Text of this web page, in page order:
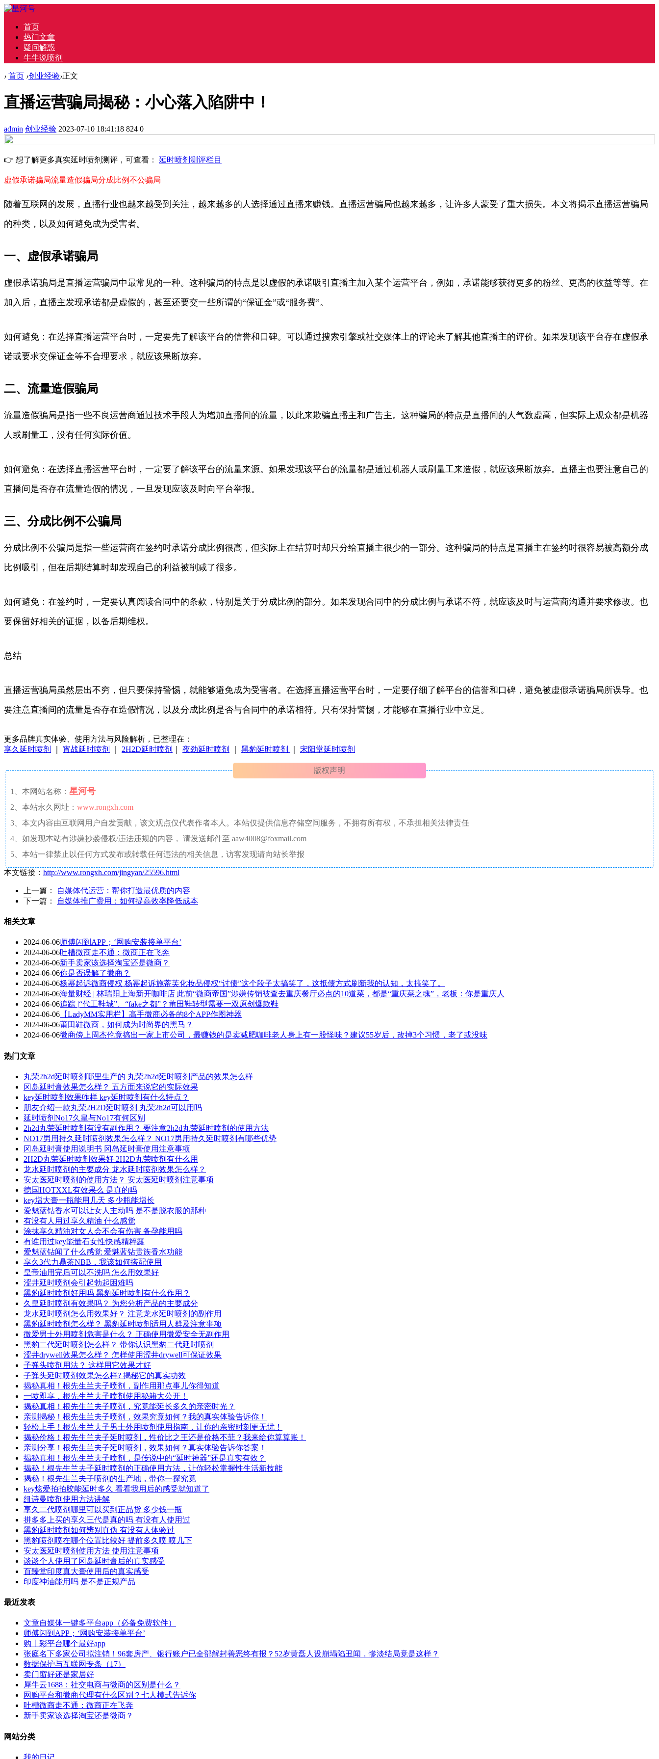
首页
热门文章
疑问解惑
牛牛说喷剂
› 首页 ›创业经验›正文
直播运营骗局揭秘：小心落入陷阱中！
admin 创业经验 2023-07-10 18:41:18 824 0
👉 想了解更多真实延时喷剂测评，可查看： 延时喷剂测评栏目
虚假承诺骗局流量造假骗局分成比例不公骗局
随着互联网的发展，直播行业也越来越受到关注，越来越多的人选择通过直播来赚钱。直播运营骗局也越来越多，让许多人蒙受了重大损失。本文将揭示直播运营骗局
的种类，以及如何避免成为受害者。
一、虚假承诺骗局
虚假承诺骗局是直播运营骗局中最常见的一种。这种骗局的特点是以虚假的承诺吸引直播主加入某个运营平台，例如，承诺能够获得更多的粉丝、更高的收益等等。在
加入后，直播主发现承诺都是虚假的，甚至还要交一些所谓的“保证金”或“服务费”。
如何避免：在选择直播运营平台时，一定要先了解该平台的信誉和口碑。可以通过搜索引擎或社交媒体上的评论来了解其他直播主的评价。如果发现该平台存在虚假承
诺或要求交保证金等不合理要求，就应该果断放弃。
二、流量造假骗局
流量造假骗局是指一些不良运营商通过技术手段人为增加直播间的流量，以此来欺骗直播主和广告主。这种骗局的特点是直播间的人气数虚高，但实际上观众都是机器
人或刷量工，没有任何实际价值。
如何避免：在选择直播运营平台时，一定要了解该平台的流量来源。如果发现该平台的流量都是通过机器人或刷量工来造假，就应该果断放弃。直播主也要注意自己的
直播间是否存在流量造假的情况，一旦发现应该及时向平台举报。
三、分成比例不公骗局
分成比例不公骗局是指一些运营商在签约时承诺分成比例很高，但实际上在结算时却只分给直播主很少的一部分。这种骗局的特点是直播主在签约时很容易被高额分成
比例吸引，但在后期结算时却发现自己的利益被削减了很多。
如何避免：在签约时，一定要认真阅读合同中的条款，特别是关于分成比例的部分。如果发现合同中的分成比例与承诺不符，就应该及时与运营商沟通并要求修改。也
要保留好相关的证据，以备后期维权。
总结
直播运营骗局虽然层出不穷，但只要保持警惕，就能够避免成为受害者。在选择直播运营平台时，一定要仔细了解平台的信誉和口碑，避免被虚假承诺骗局所误导。也
要注意直播间的流量是否存在造假情况，以及分成比例是否与合同中的承诺相符。只有保持警惕，才能够在直播行业中立足。
更多品牌真实体验、使用方法与风险解析，已整理在：
享久延时喷剂
宵战延时喷剂 2H2D延时喷剂 夜劲延时喷剂 黑豹延时喷剂 宋阳堂延时喷剂
版权声明
1、本网站名称： 星河号
2、本站永久网址： www.rongxh.com
3、本文内容由互联网用户自发贡献，该文观点仅代表作者本人。本站仅提供信息存储空间服务，不拥有所有权，不承担相关法律责任
4、如发现本站有涉嫌抄袭侵权/违法违规的内容， 请发送邮件至 aaw4008@foxmail.com
5、本站一律禁止以任何方式发布或转载任何违法的相关信息，访客发现请向站长举报
本文链接： http://www.rongxh.com/jingyan/25596.html
上一篇：
自媒体代运营：帮你打造最优质的内容
下一篇：
自媒体推广费用：如何提高效率降低成本
相关文章
2024-06-06师傅闪到APP；‘网购安装接单平台’
2024-06-06吐槽微商走不通：微商正在飞奔
2024-06-06新手卖家该选择淘宝还是微商？
2024-06-06你是否误解了微商？
2024-06-06杨幂起诉微商侵权 杨幂起诉施蒂芙化妆品侵权“讨债”这个段子太搞笑了，这抵债方式刷新我的认知，太搞笑了。
2024-06-06海量财经 | 林瑞阳上海新开咖啡店 此前“微商帝国”涉嫌传销被查去重庆餐厅必点的10道菜，都是“重庆菜之魂”，老板：你是重庆人
2024-06-06追踪 |“代工鞋城”、“fake之都”？莆田鞋转型需要一双原创爆款鞋
2024-06-06 【LadyMM实用栏】高手微商必备的8个APP作图神器
2024-06-06莆田鞋微商，如何成为时尚界的黑马？
2024-06-06微商傍上周杰伦竟搞出一家上市公司，最赚钱的是卖减肥咖啡老人身上有一股怪味？建议55岁后，改掉3个习惯，老了或没味
热门文章
丸荣2h2d延时喷剂哪里生产的 丸荣2h2d延时喷剂产品的效果怎么样
冈岛延时膏效果怎么样？ 五方面来说它的实际效果
key延时喷剂效果咋样 key延时喷剂有什么特点？
朋友介绍一款丸荣2H2D延时喷剂 丸荣2h2d可以用吗
延时喷剂No17久皇与No17有何区别
2h2d丸荣延时喷剂有没有副作用？ 要注意2h2d丸荣延时喷剂的使用方法
NO17男用持久延时喷剂效果怎么样？ NO17男用持久延时喷剂有哪些优势
冈岛延时膏使用说明书 冈岛延时膏使用注意事项
2H2D丸荣延时喷剂效果好 2H2D丸荣喷剂有什么用
龙水延时喷剂的主要成分 龙水延时喷剂效果怎么样？
安太医延时喷剂的使用方法？ 安太医延时喷剂注意事项
德国HOTXXL有效果么 是真的吗
key增大膏一瓶能用几天 多少瓶能增长
爱魅蓝钻香水可以让女人主动吗 是不是脱衣服的那种
有没有人用过享久精油 什么感觉
涂抹享久精油对女人会不会有伤害 备孕能用吗
有谁用过key能量石女性快感精粹露
爱魅蓝钻闻了什么感觉 爱魅蓝钻贵族香水功能
享久3代力鼎茶NBB，我该如何搭配使用
皇帝油用完后可以不洗吗 怎么用效果好
涩井延时喷剂会引起勃起困难吗
黑豹延时喷剂好用吗 黑豹延时喷剂有什么作用？
久皇延时喷剂有效果吗？ 为您分析产品的主要成分
龙水延时喷剂怎么用效果好？ 注意龙水延时喷剂的副作用
黑豹延时喷剂怎么样？ 黑豹延时喷剂适用人群及注意事项
微爱男士外用喷剂危害是什么？ 正确使用微爱安全无副作用
黑豹二代延时喷剂怎么样？ 带你认识黑豹二代延时喷剂
涩井drywell效果怎么样？ 怎样使用涩井drywell可保证效果
子弹头喷剂用法？ 这样用它效果才好
子弹头延时喷剂效果怎么样? 揭秘它的真实功效
揭秘真相！根先生兰夫子喷剂，副作用那点事儿你得知道
一喷即享，根先生兰夫子喷剂使用秘籍大公开！
揭秘真相！根先生兰夫子喷剂，究竟能延长多久的亲密时光？
亲测揭秘！根先生兰夫子喷剂，效果究竟如何？我的真实体验告诉你！
轻松上手！根先生兰夫子男士外用喷剂使用指南，让你的亲密时刻更无忧！
揭秘价格！根先生兰夫子延时喷剂，性价比之王还是价格不菲？我来给你算算账！
亲测分享！根先生兰夫子延时喷剂，效果如何？真实体验告诉你答案！
揭秘真相！根先生兰夫子喷剂，是传说中的“延时神器”还是真实有效？
揭秘！根先生兰夫子延时喷剂的正确使用方法，让你轻松掌握性生活新技能
揭秘！根先生兰夫子喷剂的生产地，带你一探究竟
key炫爱拍拍胶能延时多久 看看我用后的感受就知道了
纽诗曼喷剂使用方法讲解
享久二代喷剂哪里可以买到正品货 多少钱一瓶
拼多多上买的享久三代是真的吗 有没有人使用过
黑豹延时喷剂如何辨别真伪 有没有人体验过
黑豹喷剂喷在哪个位置比较好 提前多久喷 喷几下
安太医延时喷剂使用方法 使用注意事项
谈谈个人使用了冈岛延时膏后的真实感受
百臻堂印度真大膏使用后的真实感受
印度神油能用吗 是不是正规产品
最近发表
文章自媒体一键多平台app（必备免费软件）
师傅闪到APP；‘网购安装接单平台’
购丨彩平台哪个最好app
张庭名下多家公司拟注销！96套房产、银行账户已全部解封善恶终有报？52岁黄磊人设崩塌陷丑闻，惨淡结局竟是这样？
数据保护与互联网专条（17）
卖门窗好还是家居好
犀牛云1688：社交电商与微商的区别是什么？
网购平台和微商代理有什么区别？七人模式告诉你
吐槽微商走不通：微商正在飞奔
新手卖家该选择淘宝还是微商？
网站分类
我的日记